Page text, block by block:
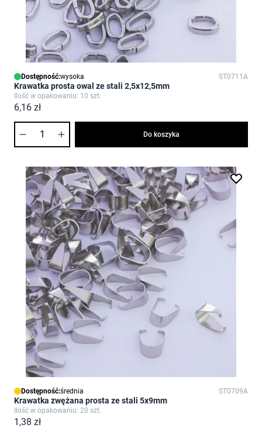
Dostępność:wysoka ST0711A
Krawatka prosta owal ze stali 2,5x12,5mm
Ilość w opakowaniu: 10 szt.
6,16 zł
Do koszyka
Dostępność:średnia ST0709A
Krawatka zwężana prosta ze stali 5x9mm
Ilość w opakowaniu: 20 szt.
1,38 zł